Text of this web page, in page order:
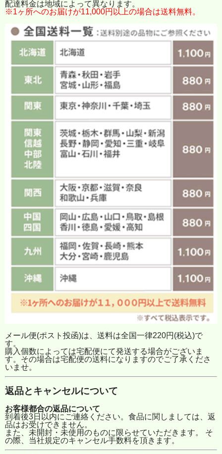
配達料金は地域によって異なります。
※1ヶ所へのお届けが11,000円以上の場合は送料無料。
メール便(ポスト投函)は、送料は全国一律220円(税込)で
す。
購入個数によっては宅配便にて発送する場合がございま
す。その場合は宅配便の送料になりますのでご了承くださ
いませ。
返品とキャンセルについて
お客様都合の返品について
到着後3日以内にご連絡ください。食品に関しましては、返
品はお受けできません。
また、未開封・未使用のものに限らせていただきます。 そ
の際、当社規定のキャンセル手数料を頂きます。